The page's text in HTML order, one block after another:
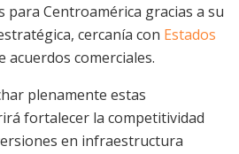
para Centroamérica gracias a su
cercanía con Estados
acuerdos comerciales.
plenamente estas
fortalecer la competitividad
en infraestructura